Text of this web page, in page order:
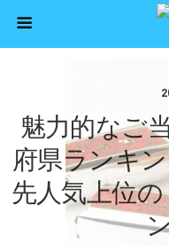
魅力的なご
府県ランキ
先人気上位